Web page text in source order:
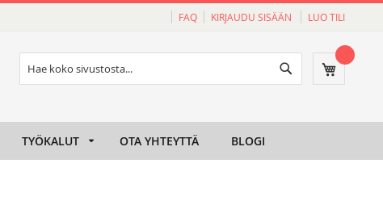
FAQ KIRJAUDU SISÄÄN LUO TILI
Ostoskori
Haku
TYÖKALUT OTA YHTEYTTÄ BLOGI